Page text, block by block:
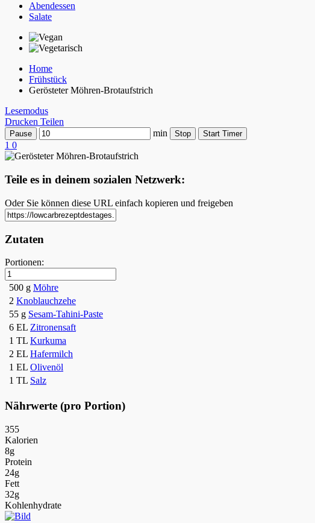
Abendessen
Salate
Home
Frühstück
Gerösteter Möhren-Brotaufstrich
Lesemodus
Drucken Teilen
Pause min Stop Start Timer
1 0
Teile es in deinem sozialen Netzwerk:
Oder Sie können diese URL einfach kopieren und freigeben
Zutaten
Portionen:
500 g Möhre
2 Knoblauchzehe
55 g Sesam-Tahini-Paste
6 EL Zitronensaft
1 TL Kurkuma
2 EL Hafermilch
1 EL Olivenöl
1 TL Salz
Nährwerte (pro Portion)
355
Kalorien
8g
Protein
24g
Fett
32g
Kohlenhydrate